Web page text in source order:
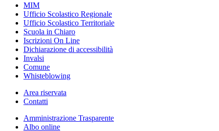
MIM
Ufficio Scolastico Regionale
Ufficio Scolastico Territoriale
Scuola in Chiaro
Iscrizioni On Line
Dichiarazione di accessibilità
Invalsi
Comune
Whisteblowing
Area riservata
Contatti
Amministrazione Trasparente
Albo online